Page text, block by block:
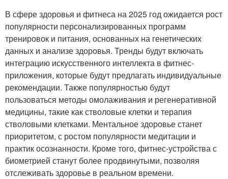
В сфере здоровья и фитнеса на 2025 год ожидается рост
популярности персонализированных программ
тренировок и питания, основанных на генетических
данных и анализе здоровья. Тренды будут включать
интеграцию искусственного интеллекта в фитнес-
приложения, которые будут предлагать индивидуальные
рекомендации. Также популярностью будут
пользоваться методы омолаживания и регенеративной
медицины, такие как стволовые клетки и терапия
стволовыми клетками. Ментальное здоровье станет
приоритетом, с ростом популярности медитации и
практик осознанности. Кроме того, фитнес-устройства с
биометрией станут более продвинутыми, позволяя
отслеживать здоровье в реальном времени.